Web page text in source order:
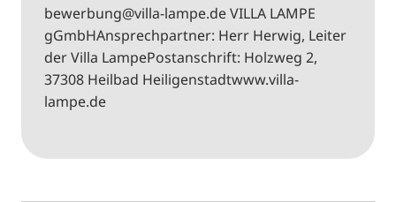
bewerbung@villa-lampe.de VILLA LAMPE
gGmbHAnsprechpartner: Herr Herwig, Leiter
der Villa LampePostanschrift: Holzweg 2,
37308 Heilbad Heiligenstadtwww.villa-
lampe.de